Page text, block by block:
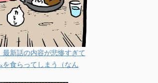
最新話の内容が悲惨すぎて
を食らってしまう（なん